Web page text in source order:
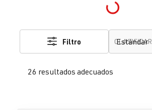
Loading...
26 resultados adecuados
Filtro CLASIFICAR